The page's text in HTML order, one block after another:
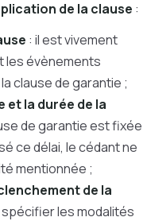
de la clause :
: il est vivement
les évènements
clause de garantie ;
et la durée de la
de garantie est fixée
ce délai, le cédant ne
mentionnée ;
de la
les modalités